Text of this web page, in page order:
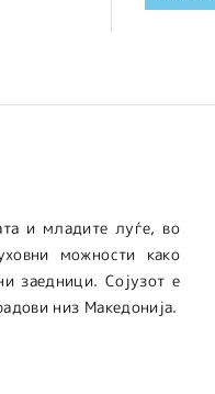
и младите луѓе, во
можности како
заедници. Сојузот е
низ Македонија.